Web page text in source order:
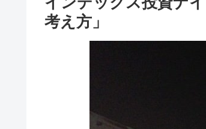
考え方」